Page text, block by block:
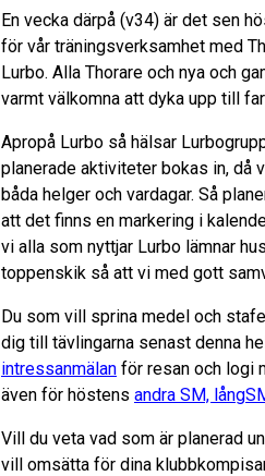
En vecka därpå (v34) är det sen
för vår träningsverksamhet med
Lurbo. Alla Thorare och nya och
varmt välkomna att dyka upp till
Apropå Lurbo så hälsar
planerade aktiviteter bokas in, då
båda helger och vardagar. Så
att det finns en markering i
vi alla som nyttjar Lurbo lämnar
toppenskik så att vi med gott
Du som vill sprina medel och
dig till tävlingarna senast denna
intressanmälan för resan och logi
även för höstens andra SM,
Vill du veta vad som är planerad
vill omsätta för dina